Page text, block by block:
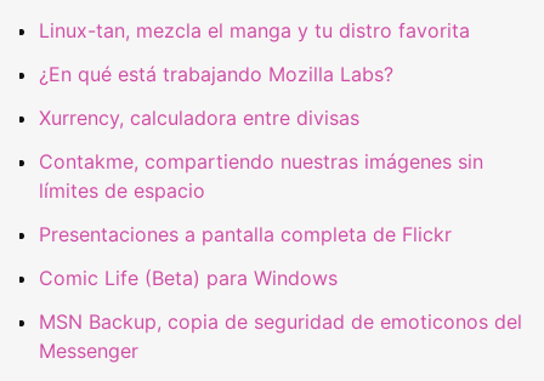
Linux-tan, mezcla el manga y tu distro favorita
¿En qué está trabajando Mozilla Labs?
Xurrency, calculadora entre divisas
Contakme, compartiendo nuestras imágenes sin
límites de espacio
Presentaciones a pantalla completa de Flickr
Comic Life (Beta) para Windows
MSN Backup, copia de seguridad de emoticonos del
Messenger